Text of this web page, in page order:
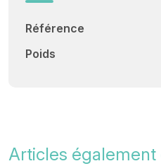
Référence
Poids
Articles également